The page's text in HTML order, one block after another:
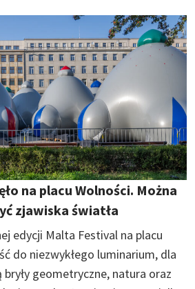
na placu Wolności. Można
zjawiska światła
edycji Malta Festival na placu
do niezwykłego luminarium, dla
geometryczne, natura oraz